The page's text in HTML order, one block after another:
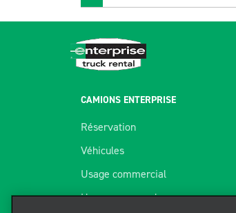
CAMIONS ENTERPRISE
Réservation
Véhicules
Usage commercial
Usage personnel